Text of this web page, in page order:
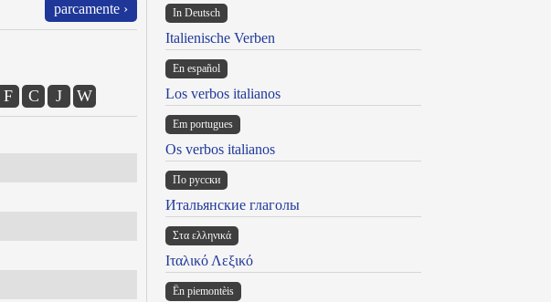
parcamente ›
F C J W
In Deutsch
Italienische Verben
En español
Los verbos italianos
Em portugues
Os verbos italianos
По русски
Итальянские глаголы
Στα ελληνικά
Ιταλικό Λεξικό
Ën piemontèis